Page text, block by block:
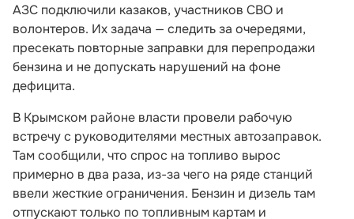
АЗС подключили казаков, участников СВО и
волонтеров. Их задача — следить за очередями,
пресекать повторные заправки для перепродажи
бензина и не допускать нарушений на фоне
дефицита.
В Крымском районе власти провели рабочую
встречу с руководителями местных автозаправок.
Там сообщили, что спрос на топливо вырос
примерно в два раза, из-за чего на ряде станций
ввели жесткие ограничения. Бензин и дизель там
отпускают только по топливным картам и